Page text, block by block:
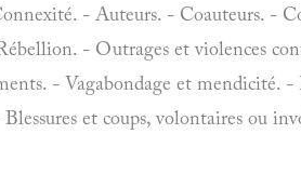
- Auteurs. - Coauteurs. -
- Outrages et violences
- Vagabondage et mendicité.
et coups, volontaires ou